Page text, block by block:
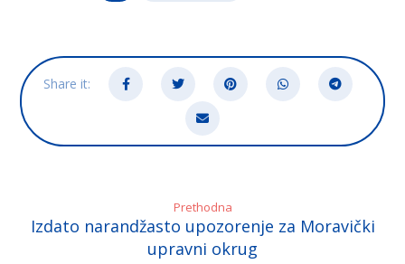
Prethodna
Izdato narandžasto upozorenje za Moravički
upravni okrug